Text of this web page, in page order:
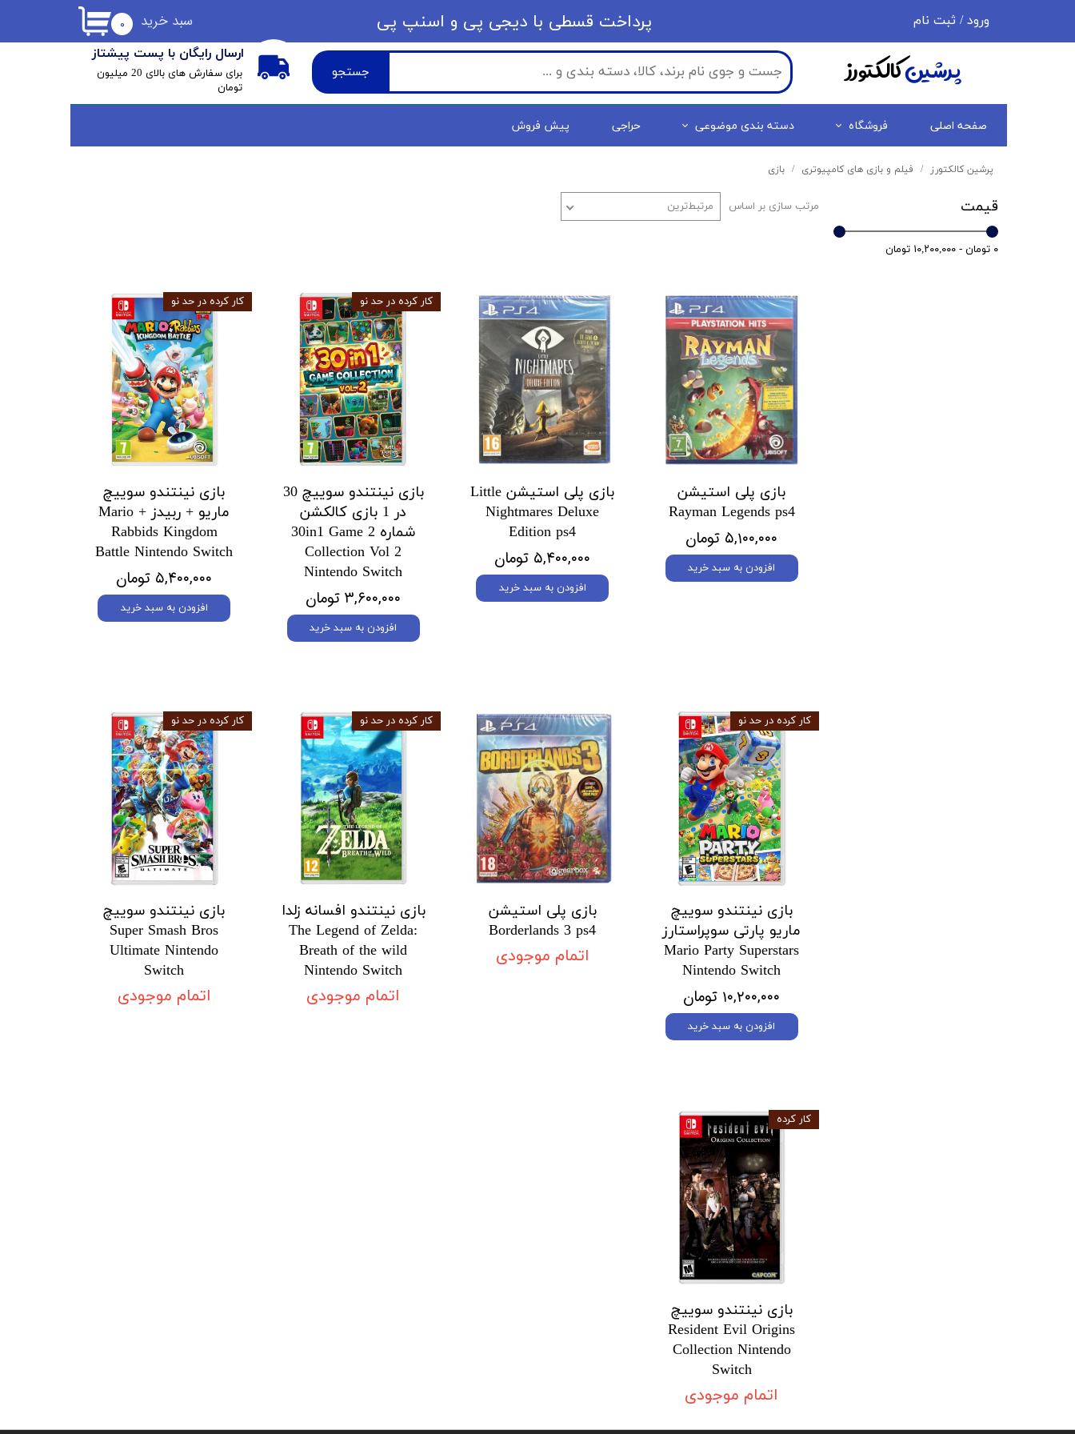
جستجو
ارسال رایگان با پست پیشتاز
​برای سفارش های بالای 20 میلیون
تومان
۰ سبد خرید ورود / ثبت نام
حساب کاربری من
تغییر گذر واژه
سفارشات
خروج از حساب کاربری
​​پرداخت قسطی با دیجی پی ​​​​​​​و اسنپ پی
صفحه اصلی فروشگاه دسته بندی موضوعی حراجی پیش فروش
پرشینکالکتورز
پرشین کالکتورز فیلم و بازی های کامپیوتری بازی
قیمت
۰ تومان - ۱۰,۲۰۰,۰۰۰ تومان
مرتب سازی بر اساس مرتبط‌ترین
بازی پلی استیشن
Rayman Legends ps4
۵,۱۰۰,۰۰۰ تومان
افزودن به سبد خرید
بازی پلی استیشن Little
Nightmares Deluxe
Edition ps4
۵,۴۰۰,۰۰۰ تومان
افزودن به سبد خرید
بازی نینتندو سوییچ 30
در 1 بازی کالکشن
شماره 2 30in1 Game
Collection Vol 2
Nintendo Switch
۳,۶۰۰,۰۰۰ تومان
افزودن به سبد خرید
کار کرده در حد نو
بازی نینتندو سوییچ
ماریو + ربیدز Mario +
Rabbids Kingdom
Battle Nintendo Switch
۵,۴۰۰,۰۰۰ تومان
افزودن به سبد خرید
کار کرده در حد نو
بازی نینتندو سوییچ
ماریو پارتی سوپراستارز
Mario Party Superstars
Nintendo Switch
۱۰,۲۰۰,۰۰۰ تومان
افزودن به سبد خرید
کار کرده در حد نو
بازی پلی استیشن
Borderlands 3 ps4
اتمام موجودی
بازی نینتندو افسانه زلدا
The Legend of Zelda:
Breath of the wild
Nintendo Switch
اتمام موجودی
کار کرده در حد نو
بازی نینتندو سوییچ
Super Smash Bros
Ultimate Nintendo
Switch
اتمام موجودی
کار کرده در حد نو
بازی نینتندو سوییچ
Resident Evil Origins
Collection Nintendo
Switch
اتمام موجودی
کار کرده